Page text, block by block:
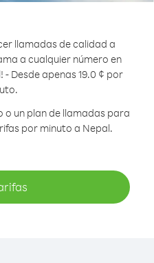
llamadas de calidad a
a cualquier número en
Desde apenas 19.0 ¢ por
un plan de llamadas para
por minuto a Nepal.